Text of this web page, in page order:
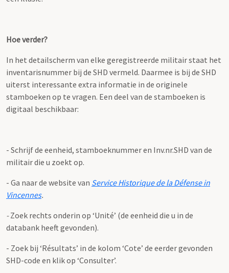
Hoe verder?
In het detailscherm van elke geregistreerde militair staat het
inventarisnummer bij de SHD vermeld. Daarmee is bij de SHD
uiterst interessante extra informatie in de originele
stamboeken op te vragen. Een deel van de stamboeken is
digitaal beschikbaar:
- Schrijf de eenheid, stamboeknummer en Inv.nr.SHD van de
militair die u zoekt op.
- Ga naar de website van Service Historique de la Défense in
Vincennes.
-Zoek rechts onderin op ‘Unité’ (de eenheid die u in de
databank heeft gevonden).
- Zoek bij ‘Résultats’ in de kolom ‘Cote’ de eerder gevonden
SHD-code en klik op ‘Consulter’.